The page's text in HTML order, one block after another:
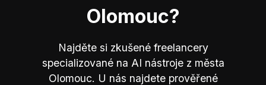
Olomouc?
Najděte si zkušené freelancery
specializované na AI nástroje z města
Olomouc. U nás najdete prověřené